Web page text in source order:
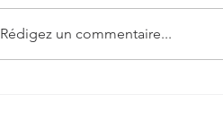
Rédigez un commentaire...